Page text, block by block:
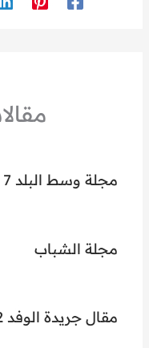
مجلة وسط البلد 7 أكتوبر 2010
مجلة الشباب
مقال جريدة الوفد 12 نوفمبر 2011